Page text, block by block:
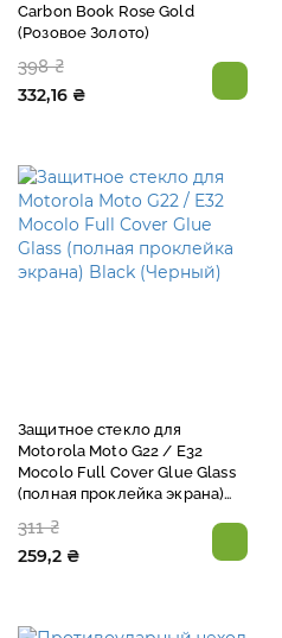
Carbon Book Rose Gold
(Розовое Золото)
398 ₴
332,16 ₴
Защитное стекло для
Motorola Moto G22 / E32
Mocolo Full Cover Glue Glass
(полная проклейка экрана)
311 ₴
259,2 ₴